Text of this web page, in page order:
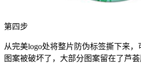
第四步
从完美logo处将整片防伪标签撕下来
图案被破坏了，大部分图案留在了芦